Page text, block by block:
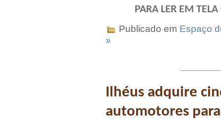
PARA LER EM
Publicado em Espaço
»
Ilhéus adquire
automotores